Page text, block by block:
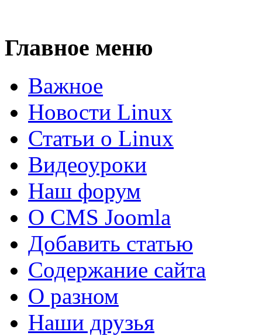
Главное меню
Важное
Новости Linux
Статьи о Linux
Видеоуроки
Наш форум
О CMS Joomla
Добавить статью
Содержание сайта
О разном
Наши друзья